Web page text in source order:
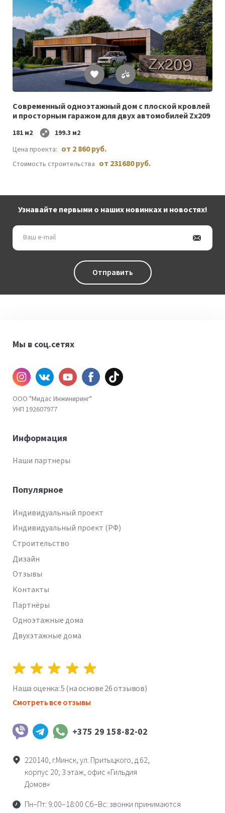
Список
желаемого
Cовременный одноэтажный дом c плоской кровлей
и просторным гаражом для двух автомобилей Zx209
181 м2
199.3 м2
Цена проекта: от 2 860 руб.
Стоимость строительства от 231680 руб.
Узнавайте первыми о наших новинках и новостях!
Ваш
mail
Отправить
Мы в соц.сетях
Инстаграм
ВКонтакте
YouTube
Facebook
TiKtok
ООО "Мидас Инжиниринг"
УНП 192607977
Информация
Наши партнеры
Популярное
Индивидуальный проект
Индивидуальный проект (РФ)
Строительство
Дизайн
Отзывы
Контакты
Партнёры
Одноэтажные дома
Двухэтажные дома
Наша оценка:5(на основе26отзывов)
Смотреть все отзывы
+375 29 158-82-02
220140, г.Минск, ул. Притыцкого, д.62,
корпус 20; 3 этаж, офис «Гильдия
Домов»
Пн–Пт: 9:00–18:00 Сб–Вс: звонки принимаются